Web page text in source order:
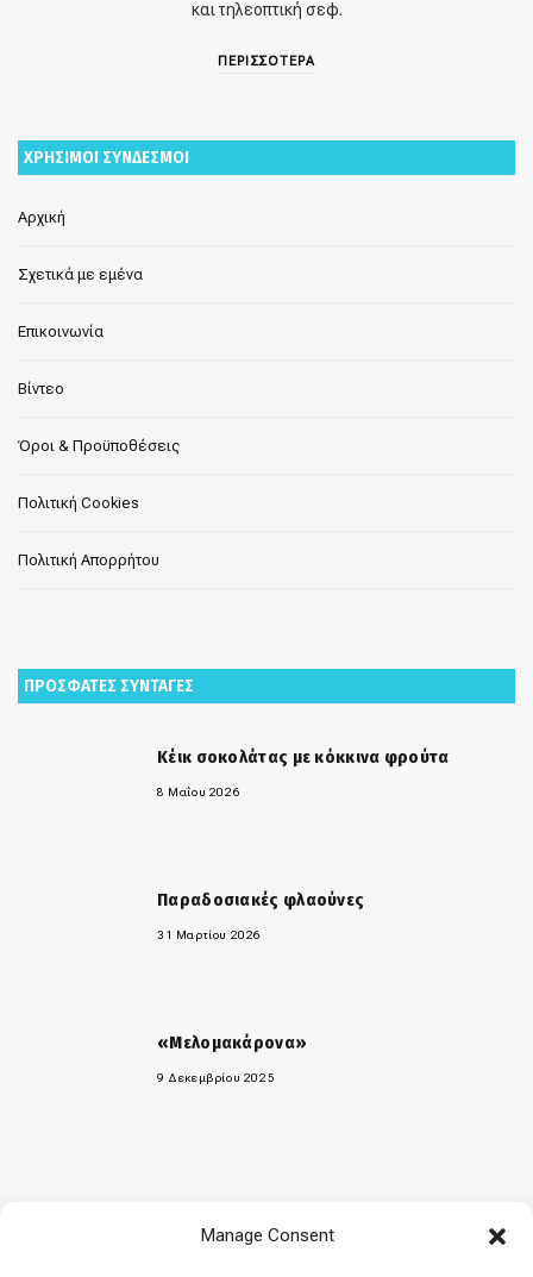
Manage Consent
και τηλεοπτική σεφ.
ΠΕΡΙΣΣΟΤΕΡΑ
ΧΡΗΣΙΜΟΙ ΣΥΝΔΕΣΜΟΙ
Αρχική
Σχετικά με εμένα
Επικοινωνία
Βίντεο
Όροι & Προϋποθέσεις
Πολιτική Cookies
Πολιτική Απορρήτου
ΠΡΟΣΦΑΤΕΣ ΣΥΝΤΑΓΕΣ
Κέικ σοκολάτας με κόκκινα φρούτα
8 Μαΐου 2026
Παραδοσιακές φλαούνες
31 Μαρτίου 2026
«Μελομακάρονα»
9 Δεκεμβρίου 2025